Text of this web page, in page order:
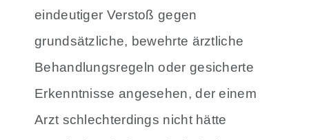
eindeutiger Verstoß gegen
grundsätzliche, bewehrte ärztliche
Behandlungsregeln oder gesicherte
Erkenntnisse angesehen, der einem
Arzt schlechterdings nicht hätte